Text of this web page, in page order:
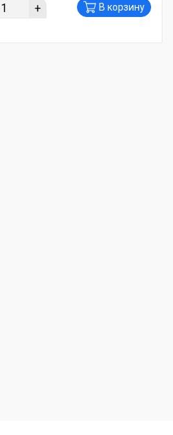
+ В корзину